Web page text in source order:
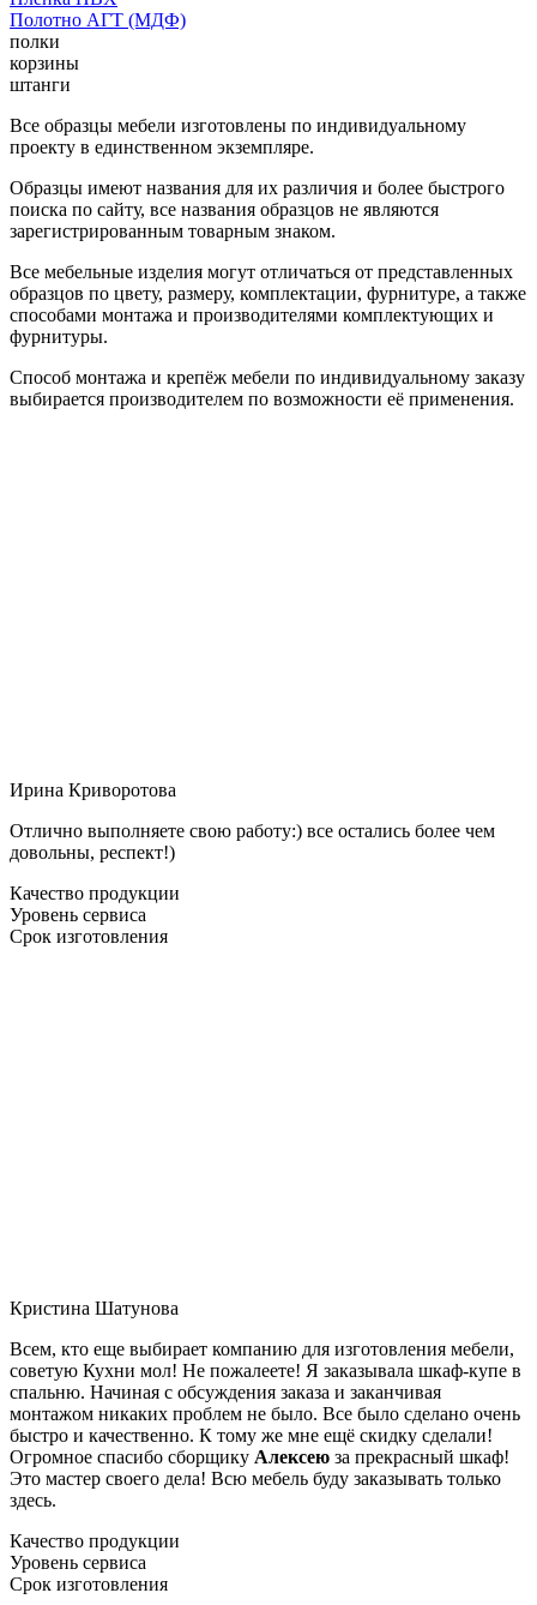
Полотно АГТ (МДФ)
полки
корзины
штанги
Все образцы мебели изготовлены по индивидуальному
проекту в единственном экземпляре.
Образцы имеют названия для их различия и более быстрого
поиска по сайту, все названия образцов не являются
зарегистрированным товарным знаком.
Все мебельные изделия могут отличаться от представленных
образцов по цвету, размеру, комплектации, фурнитуре, а также
способами монтажа и производителями комплектующих и
фурнитуры.
Способ монтажа и крепёж мебели по индивидуальному заказу
выбирается производителем по возможности её применения.
Ирина Криворотова
Отлично выполняете свою работу:) все остались более чем
довольны, респект!)
Качество продукции
Уровень сервиса
Срок изготовления
Кристина Шатунова
Всем, кто еще выбирает компанию для изготовления мебели,
советую Кухни мол! Не пожалеете! Я заказывала шкаф-купе в
спальню. Начиная с обсуждения заказа и заканчивая
монтажом никаких проблем не было. Все было сделано очень
быстро и качественно. К тому же мне ещё скидку сделали!
Огромное спасибо сборщику Алексею за прекрасный шкаф!
Это мастер своего дела! Всю мебель буду заказывать только
здесь.
Качество продукции
Уровень сервиса
Срок изготовления